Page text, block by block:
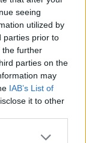
seeing
utilized by
parties prior to
the further
parties on the
may
IAB’s List of
it to other
5l.- 0,00€
5l.- 0,00€
5l.- 0,00€
la DGT en LA
cerca de
la DGT en